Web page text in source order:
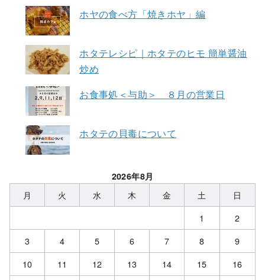
ホヤの食べ方「焼きホヤ」編
ホタテレシピ｜ホタテのヒモ 簡単醤油
炒め
お食事処＜与助＞ ８月の営業日
ホタテの貝毒について
2026年8月
月 火 水 木 金 土
日
1
2
3
4 5 6 7 8
9
10
11 12 13 14 15
16